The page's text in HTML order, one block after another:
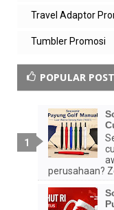
Travel Adaptor
Tumbler Promosi
POPULAR
perusahaan?